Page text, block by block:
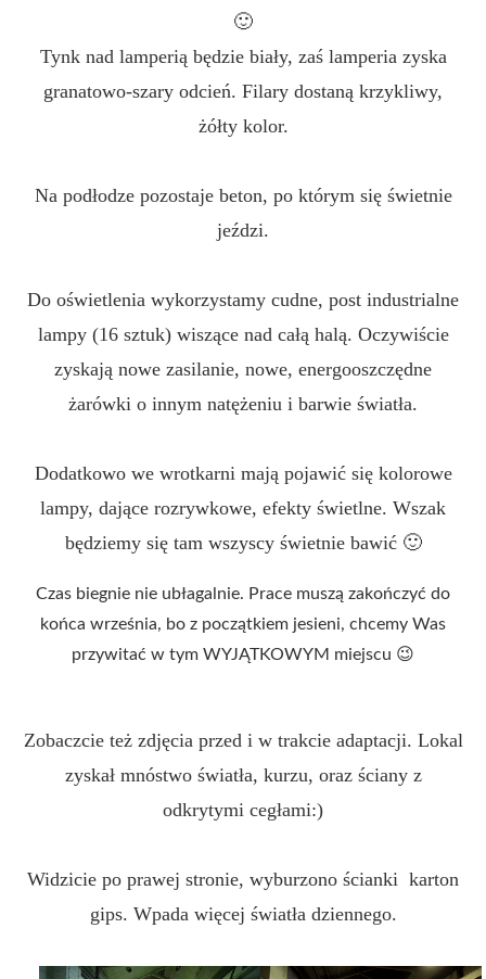
🙂
Tynk nad lamperią będzie biały, zaś lamperia zyska
granatowo-szary odcień. Filary dostaną krzykliwy,
żółty kolor.
Na podłodze pozostaje beton, po którym się świetnie
jeździ.
Do oświetlenia wykorzystamy cudne, post industrialne
lampy (16 sztuk) wiszące nad całą halą. Oczywiście
zyskają nowe zasilanie, nowe, energooszczędne
żarówki o innym natężeniu i barwie światła.
Dodatkowo we wrotkarni mają pojawić się kolorowe
lampy, dające rozrywkowe, efekty świetlne. Wszak
będziemy się tam wszyscy świetnie bawić 🙂
Czas biegnie nie ubłagalnie. Prace muszą zakończyć do
końca września, bo z początkiem jesieni, chcemy Was
przywitać w tym WYJĄTKOWYM miejscu 😉
Zobaczcie też zdjęcia przed i w trakcie adaptacji. Lokal
zyskał mnóstwo światła, kurzu, oraz ściany z
odkrytymi cegłami:)
Widzicie po prawej stronie, wyburzono ścianki karton
gips. Wpada więcej światła dziennego.